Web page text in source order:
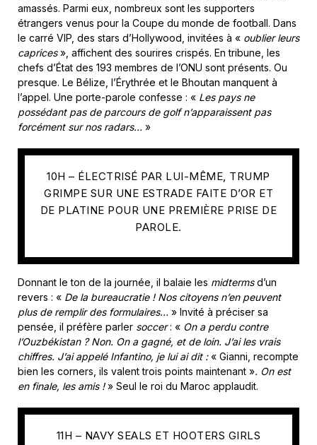
amassés. Parmi eux, nombreux sont les supporters
étrangers venus pour la Coupe du monde de football. Dans
le carré VIP, des stars d’Hollywood, invitées à « oublier leurs
caprices», affichent des sourires crispés. En tribune, les
chefs d’État des 193 membres de l’ONU sont présents. Ou
presque. Le Bélize, l’Érythrée et le Bhoutan manquent à
l’appel. Une porte-parole confesse : « Les pays ne
possédant pas de parcours de golf n’apparaissent pas
forcément sur nos radars… »
10H – ÉLECTRISÉ PAR LUI-MÊME, TRUMP
GRIMPE SUR UNE ESTRADE FAITE D’OR ET
DE PLATINE POUR UNE PREMIÈRE PRISE DE
PAROLE.
Donnant le ton de la journée, il balaie les midtermsd’un
revers : « De la bureaucratie ! Nos citoyens n’en peuvent
plus de remplir des formulaires… » Invité à préciser sa
pensée, il préfère parler soccer: « On a perdu contre
l’Ouzbékistan ? Non. On a gagné, et de loin. J’ai les vrais
chiffres. J’ai appelé Infantino, je lui ai dit :« Gianni, recompte
bien les corners, ils valent trois points maintenant ». On est
en finale, les amis !» Seul le roi du Maroc applaudit.
11H – NAVY SEALS ET HOOTERS GIRLS